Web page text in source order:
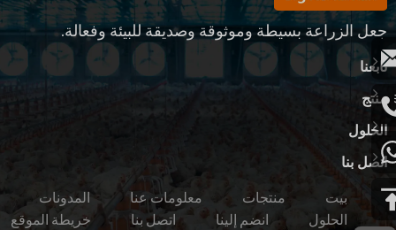
جعل الزراعة بسيطة وموثوقة وصديقة للبيئة وفعالة.
تابعنا
منتج
الحلول
اتصل بنا
بيت
منتجات معلومات عنا
المدونات
الحلول
انضم إلينا اتصل بنا خريطة الموقع